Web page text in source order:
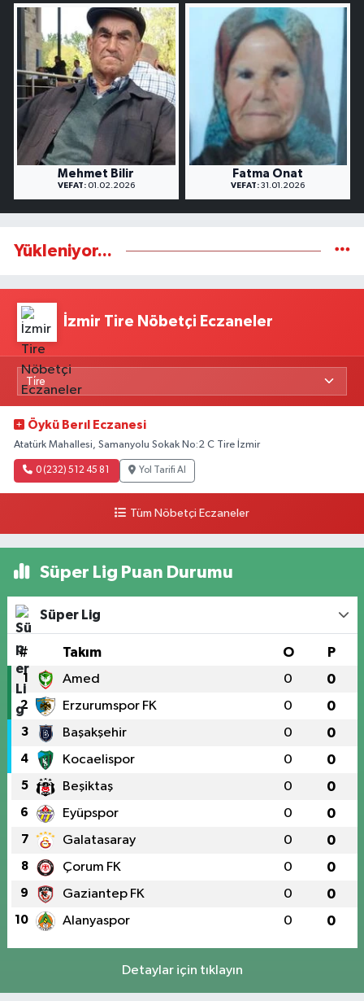
Mehmet Bilir
VEFAT:01.02.2026
Fatma Onat
VEFAT: 31.01.2026
Yükleniyor...
İzmir Tire Nöbetçi Eczaneler
Öykü Berıl Eczanesi
Atatürk Mahallesi, Samanyolu Sokak No:2 C Tire İzmir
0 (232) 512 45 81 Yol Tarifi Al
Tüm Nöbetçi Eczaneler
Süper Lig Puan Durumu
Süper Lig
# Takım O P
1 Amed 0 0
2 Erzurumspor FK 0 0
3 Başakşehir 0 0
4 Kocaelispor 0 0
5 Beşiktaş 0 0
6 Eyüpspor 0 0
7 Galatasaray 0 0
8 Çorum FK 0 0
9 Gaziantep FK 0 0
10 Alanyaspor 0 0
Detaylar için tıklayın